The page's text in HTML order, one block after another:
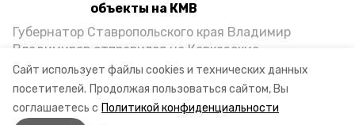
Сайт использует файлы cookies и технических данных
посетителей. Продолжая пользоваться сайтом, Вы
соглашаетесь с Политикой конфиденциальности
объекты на КМВ
Губернатор Ставропольского края Владимир
Владимиров отправился на Кавказские
Минеральные Воды, чтобы проинспектировать
строительство объектов в Кисловодске и
Минводах, а также выслушать предложения о
постройке новых точек притяжения для местных